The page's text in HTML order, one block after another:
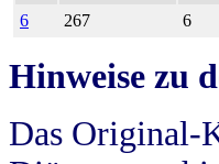
6
267 6
Hinweise zu
Das Original-